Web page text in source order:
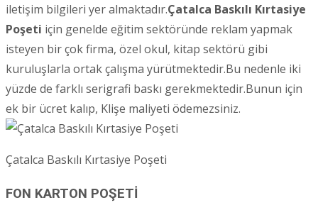
iletişim bilgileri yer almaktadır.Çatalca Baskılı Kırtasiye
Poşeti için genelde eğitim sektöründe reklam yapmak
isteyen bir çok firma, özel okul, kitap sektörü gibi
kuruluşlarla ortak çalışma yürütmektedir.Bu nedenle iki
yüzde de farklı serigrafi baskı gerekmektedir.Bunun için
ek bir ücret kalıp, Klişe maliyeti ödemezsiniz.
Çatalca Baskılı Kırtasiye Poşeti
FON KARTON POŞETİ